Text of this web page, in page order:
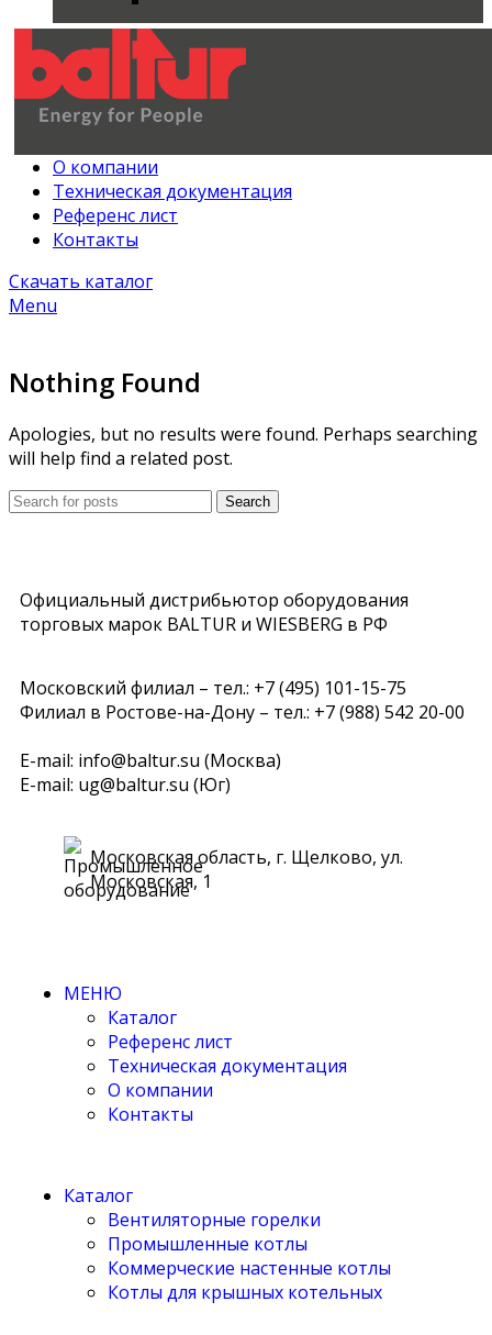
О компании
Техническая документация
Референс лист
Контакты
Скачать каталог
Menu
Nothing Found
Apologies, but no results were found. Perhaps searching
will help find a related post.
Search
Официальный дистрибьютор оборудования
торговых марок BALTUR и WIESBERG в РФ
Московский филиал – тел.: +7 (495) 101-15-75
Филиал в Ростове-на-Дону – тел.: +7 (988) 542 20-00
E-mail: info@baltur.su (Москва)
E-mail: ug@baltur.su (Юг)
Московская область, г. Щелково, ул.
Московская, 1
МЕНЮ
Каталог
Референс лист
Техническая документация
О компании
Контакты
Каталог
Вентиляторные горелки
Промышленные котлы
Коммерческие настенные котлы
Котлы для крышных котельных